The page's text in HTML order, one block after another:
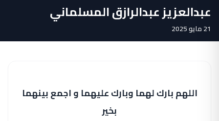
عبدالعزيز عبدالرازق المسلماني
21 مايو 2025
اللهم بارك لهما وبارك عليهما و اجمع بينهما
بخير